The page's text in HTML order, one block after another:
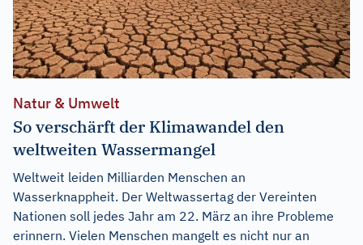
Natur & Umwelt
So verschärft der Klimawandel den
weltweiten Wassermangel
Weltweit leiden Milliarden Menschen an
Wasserknappheit. Der Weltwassertag der Vereinten
Nationen soll jedes Jahr am 22. März an ihre Probleme
erinnern. Vielen Menschen mangelt es nicht nur an